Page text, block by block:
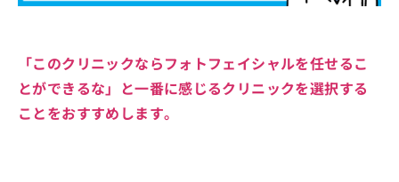
「このクリニックならフォトフェイシャルを任せるこ
とができるな」と一番に感じるクリニックを選択する
ことをおすすめします。